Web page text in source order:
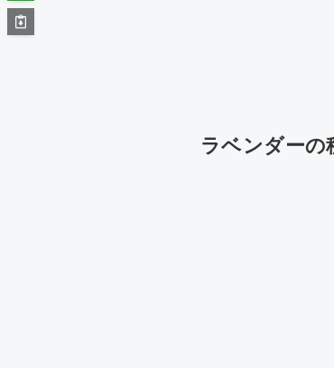
ラベンダーの